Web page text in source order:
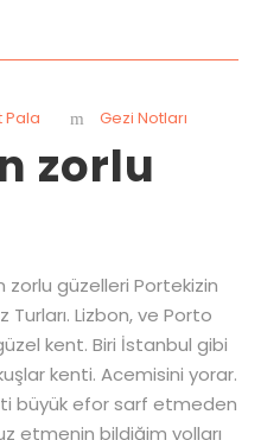
Pala Gezi Notları
zorlu
zorlu güzelleri Portekizin
Lizbon, ve Porto
kent. Biri İstanbul gibi
kenti. Acemisini yorar.
büyük efor sarf etmeden
etmenin bildiğim yolları